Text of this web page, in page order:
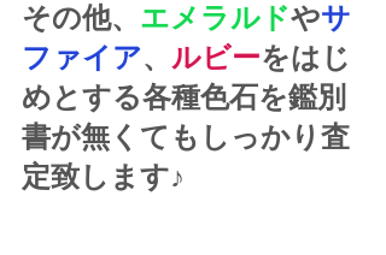
その他、 エメラルドやサ
ファイア、 ルビーをはじ
めとする各種色石を鑑別
書が無くてもしっかり査
定致します♪